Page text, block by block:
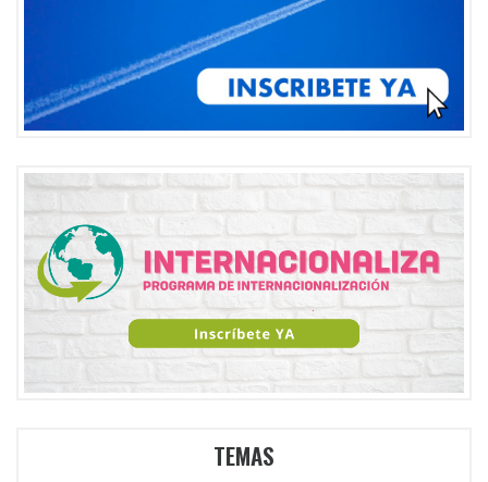
TEMAS